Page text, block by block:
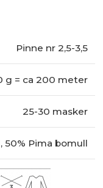
Pinne nr 2,5-3,5
g = ca 200 meter
25-30 masker
50% Pima bomull